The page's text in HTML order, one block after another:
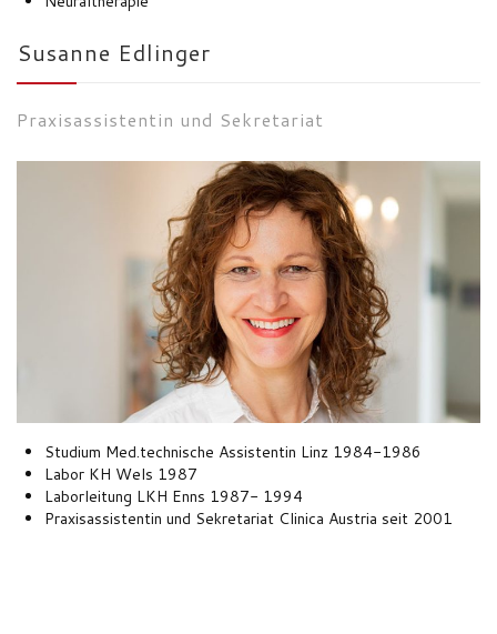
Susanne Edlinger
Praxisassistentin und Sekretariat
Studium Med.technische Assistentin Linz 1984-1986
Labor KH Wels 1987
Laborleitung LKH Enns 1987- 1994
Praxisassistentin und Sekretariat Clinica Austria seit 2001